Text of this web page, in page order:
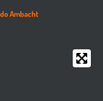
Ambacht